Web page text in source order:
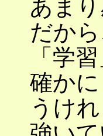
あま
だか
「学
確か
うけれ